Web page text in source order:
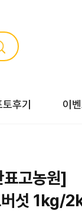
후기 이
고농원]
버섯 1kg/